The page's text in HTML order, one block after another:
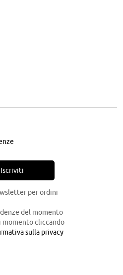
Iscriviti
per ordini
del momento
momento cliccando
sulla privacy